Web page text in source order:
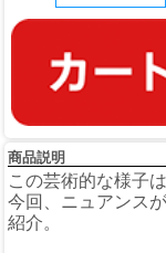
商品説明
この芸術的な様子
今回、ニュアンス
紹介。